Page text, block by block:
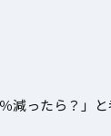
減ったら？」と